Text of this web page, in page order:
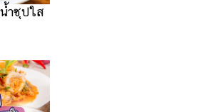
ำซุปใส